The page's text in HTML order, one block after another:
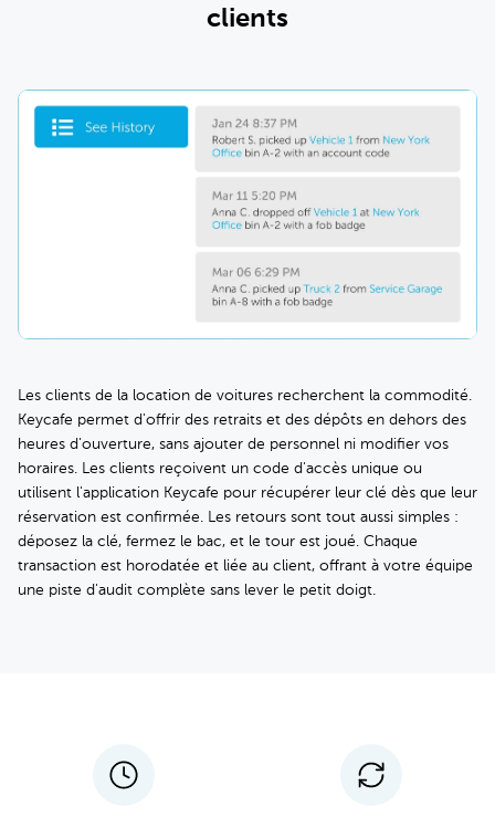
clients
Les clients de la location de voitures recherchent la commodité.
Keycafe permet d'offrir des retraits et des dépôts en dehors des
heures d'ouverture, sans ajouter de personnel ni modifier vos
horaires. Les clients reçoivent un code d'accès unique ou
utilisent l'application Keycafe pour récupérer leur clé dès que leur
réservation est confirmée. Les retours sont tout aussi simples :
déposez la clé, fermez le bac, et le tour est joué. Chaque
transaction est horodatée et liée au client, offrant à votre équipe
une piste d'audit complète sans lever le petit doigt.